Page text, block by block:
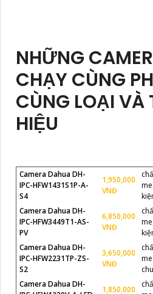
NHỮNG
CHẠY CÙNG
CÙNG LOẠI VÀ
HIỆU
Camera Dahua DH-
IPC-HFW1431S1P-A-
S4
1,950,000
VNĐ
Camera Dahua DH-
IPC-HFW3449T1-AS-
PV
6,850,000
VNĐ
Camera Dahua DH-
IPC-HFW2231TP-ZS-
S2
3,650,000
VNĐ
Camera Dahua DH-
1,850,000